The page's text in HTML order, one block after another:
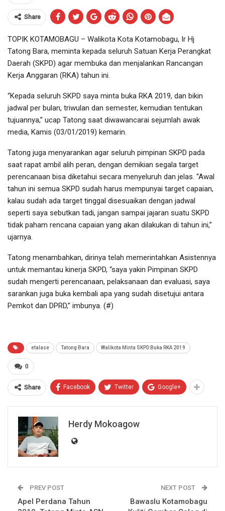
Share
TOPIK KOTAMOBAGU – Walikota Kota Kotamobagu, Ir Hj
Tatong Bara, meminta kepada seluruh Satuan Kerja Perangkat
Daerah (SKPD) agar membuka dan menjalankan Rancangan
Kerja Anggaran (RKA) tahun ini.
“Kepada seluruh SKPD saya minta buka RKA 2019, dan bikin
jadwal per bulan, triwulan dan semester, kemudian tentukan
tujuannya,” ucap Tatong saat diwawancarai sejumlah awak
media, Kamis (03/01/2019) kemarin.
Tatong juga menyarankan agar seluruh pimpinan SKPD pada
saat rapat ambil alih peran, dengan demikian segala target
perencanaan bisa diketahui secara menyeluruh dan jelas. “Awal
tahun ini semua SKPD sudah harus mempunyai target capaian,
kalau sudah ada target tinggal disesuaikan dengan jadwal
seperti saya sebutkan tadi, jangan sampai jajaran suatu SKPD
tidak paham rencana capaian yang akan dilakukan di tahun ini,”
ujarnya.
Tatong menambahkan, dirinya telah memerintahkan Asistennya
untuk memantau kinerja SKPD, “saya yakin Pimpinan SKPD
sudah mengerti perencanaan, pelaksanaan dan evaluasi, saya
sarankan juga buka kembali apa yang sudah disetujui antara
Pemkot dan DPRD,” imbunya. (#)
etalase Tatong Bara Walikota Minta SKPD Buka RKA 2019
0
Share Facebook Twitter Google+
Herdy Mokoagow
PREV POST
Apel Perdana Tahun
NEXT POST
Bawaslu Kotamobagu